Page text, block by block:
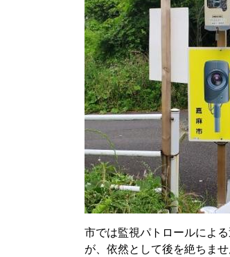
市では監視パトロールによ
が、依然として後を絶ちませ